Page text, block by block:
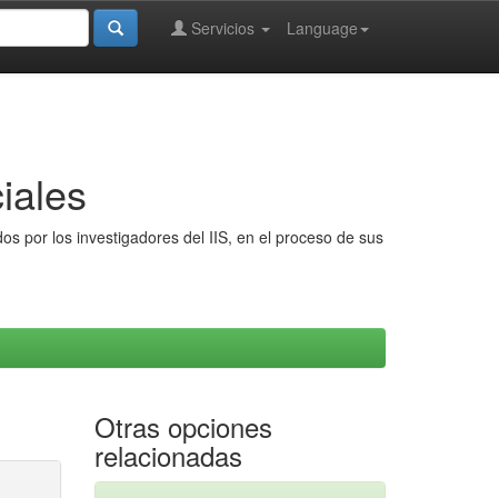
Language
Servicios
por los investigadores del IIS, en el proceso de sus
Otras opciones
relacionadas